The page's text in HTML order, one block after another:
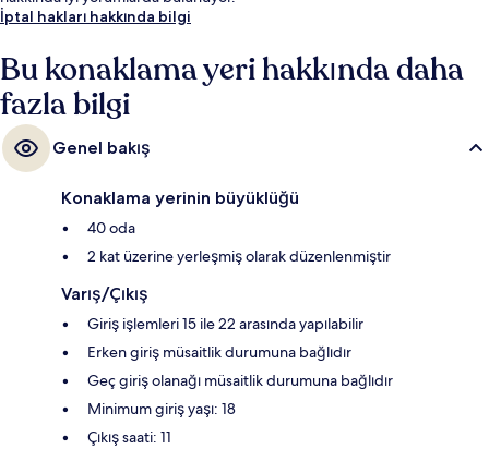
İptal hakları hakkında bilgi
Bu konaklama yeri hakkında daha
fazla bilgi
Genel bakış
Konaklama yerinin büyüklüğü
40 oda
2 kat üzerine yerleşmiş olarak düzenlenmiştir
Varış/Çıkış
Giriş işlemleri 15 ile 22 arasında yapılabilir
Erken giriş müsaitlik durumuna bağlıdır
Geç giriş olanağı müsaitlik durumuna bağlıdır
Minimum giriş yaşı: 18
Çıkış saati: 11